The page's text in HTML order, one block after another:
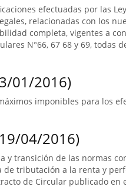
efectuadas por las
relacionadas con los
completa, vigentes a
N°66, 67 68 y 69,
01/2016)
imponibles para los
04/2016)
y transición de las normas
de tributación a la renta y
de Circular publicado en